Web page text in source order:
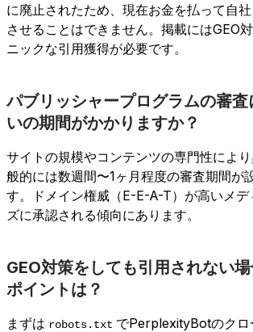
に廃止されたため、現在お金を払って自
させることはできません。掲載にはGEO
ニックな引用獲得が必要です。
パブリッシャープログラムの審査
いの期間がかかりますか？
サイトの規模やコンテンツの専門性によ
般的には数週間〜1ヶ月程度の審査期間が
す。ドメイン権威（E-E-A-T）が高いメデ
ズに承認される傾向にあります。
GEO対策をしても引用されない
ポイントは？
まずは robots.txt でPerplexityBotのクロ